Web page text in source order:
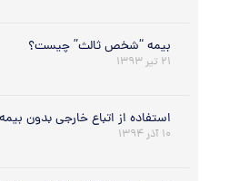
بیمه “شخص ثالث” چیست؟
۲۱ تیر ۱۳۹۳
استفاده از اتباع خارجی بدون
۱۰ آذر ۱۳۹۴